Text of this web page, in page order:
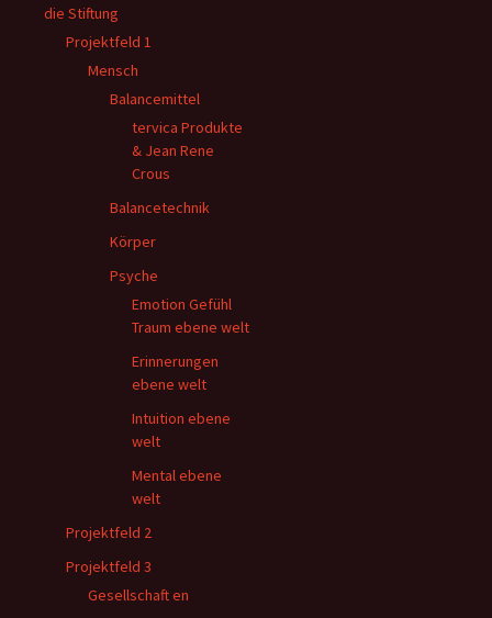
die Stiftung
Projektfeld 1
Mensch
Balancemittel
tervica Produkte
& Jean Rene
Crous
Balancetechnik
Körper
Psyche
Emotion Gefühl
Traum ebene welt
Erinnerungen
ebene welt
Intuition ebene
welt
Mental ebene
welt
Projektfeld 2
Projektfeld 3
Gesellschaft en